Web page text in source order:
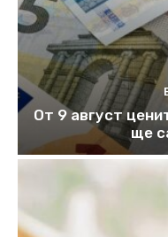
От 9 август
ще